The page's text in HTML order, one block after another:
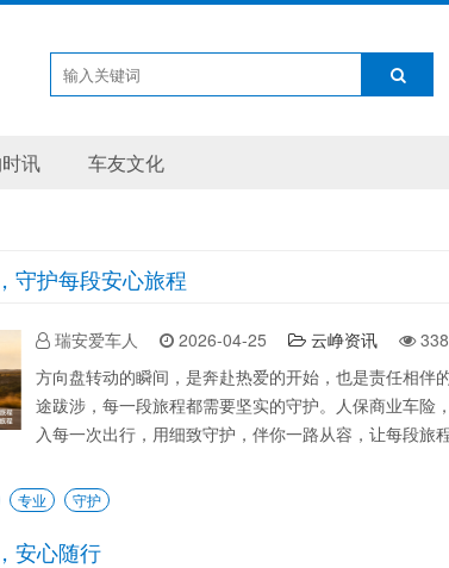
讯 车友文化
守护每段安心旅程
瑞安爱车人 2026-04-25 云峥资讯
方向盘转动的瞬间，是奔赴热爱的开始，也是责任相伴
途跋涉，每一段旅程都需要坚实的守护。人保商业车险
入每一次出行，用细致守护，伴你一路从容，让每段
专业 守护
安心随行